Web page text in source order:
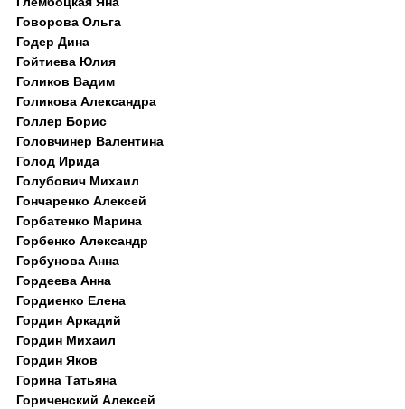
Говорова Ольга
Годер Дина
Гойтиева Юлия
Голиков Вадим
Голикова Александра
Голлер Борис
Головчинер Валентина
Голод Ирида
Голубович Михаил
Гончаренко Алексей
Горбатенко Марина
Горбенко Александр
Горбунова Анна
Гордеева Анна
Гордиенко Елена
Гордин Аркадий
Гордин Михаил
Гордин Яков
Горина Татьяна
Гориченский Алексей